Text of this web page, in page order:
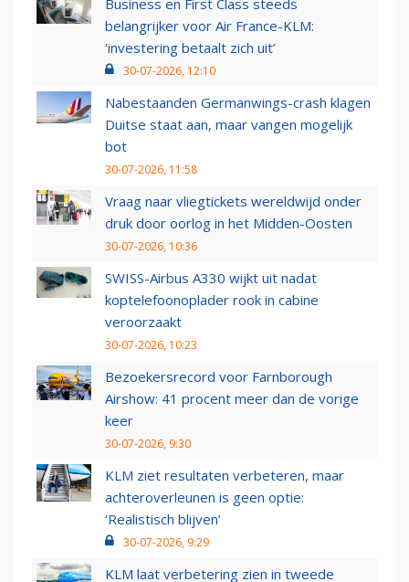
Business en First Class steeds
belangrijker voor Air France-KLM:
‘investering betaalt zich uit’
30-07-2026, 12:10
Nabestaanden Germanwings-crash klagen
Duitse staat aan, maar vangen mogelijk
bot
30-07-2026, 11:58
Vraag naar vliegtickets wereldwijd onder
druk door oorlog in het Midden-Oosten
30-07-2026, 10:36
SWISS-Airbus A330 wijkt uit nadat
koptelefoonoplader rook in cabine
veroorzaakt
30-07-2026, 10:23
Bezoekersrecord voor Farnborough
Airshow: 41 procent meer dan de vorige
keer
30-07-2026, 9:30
KLM ziet resultaten verbeteren, maar
achteroverleunen is geen optie:
‘Realistisch blijven’
30-07-2026, 9:29
KLM laat verbetering zien in tweede